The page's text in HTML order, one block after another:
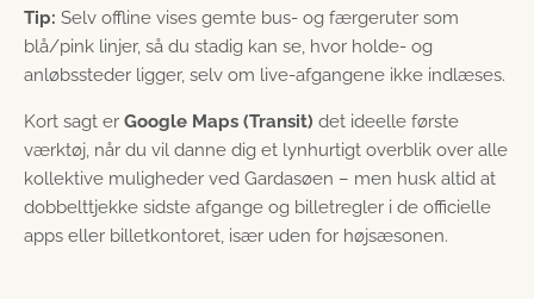
Tip: Selv offline vises gemte bus- og færgeruter som
blå/pink linjer, så du stadig kan se, hvor holde- og
anløbssteder ligger, selv om live-afgangene ikke indlæses.
Kort sagt er Google Maps (Transit) det ideelle første
værktøj, når du vil danne dig et lynhurtigt overblik over alle
kollektive muligheder ved Gardasøen – men husk altid at
dobbelttjekke sidste afgange og billetregler i de officielle
apps eller billetkontoret, især uden for højsæsonen.